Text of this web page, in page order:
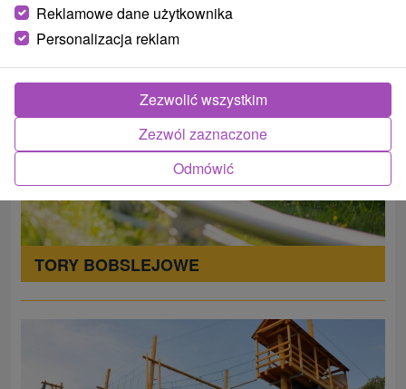
TORY BOBSLEJOWE
Reklamowe dane użytkownika
Personalizacja reklam
Odmówić
Zezwól zaznaczone
Zezwolić wszystkim